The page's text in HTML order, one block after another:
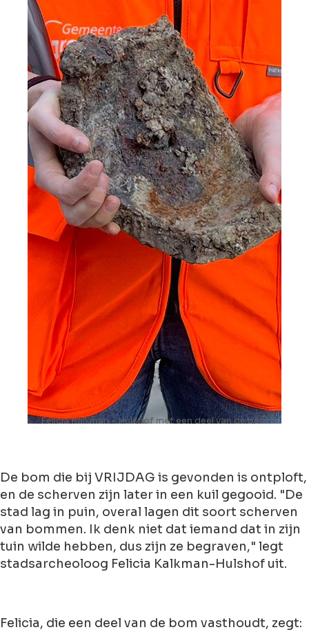
Felicia Kalkman - Hulshof met een deel van de bom
De bom die bij VRIJDAG is gevonden is ontploft,
en de scherven zijn later in een kuil gegooid. "De
stad lag in puin, overal lagen dit soort scherven
van bommen. Ik denk niet dat iemand dat in zijn
tuin wilde hebben, dus zijn ze begraven," legt
stadsarcheoloog Felicia Kalkman-Hulshof uit.
Felicia, die een deel van de bom vasthoudt, zegt: